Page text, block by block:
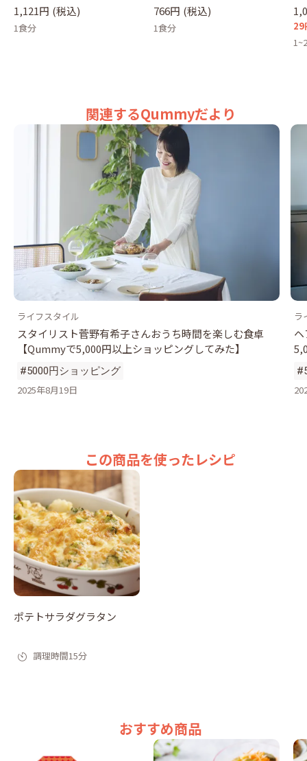
1,121円 (税込)
1食分
766円 (税込)
1食分
29
関連するQummyだより
ライフスタイル
スタイリスト菅野有希子さんおうち時間を楽しむ食卓
【Qummyで5,000円以上ショッピングしてみた】
#5000円ショッピング
2025年8月19日
ラ
この商品を使ったレシピ
ポテトサラダグラタン
調理時間15分
おすすめ商品